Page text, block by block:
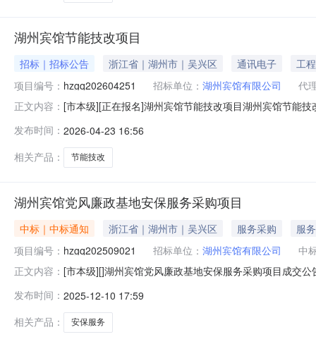
湖州宾馆节能技改项目
招标｜招标公告 浙江省｜湖州市｜吴兴区 通讯电子
工程
项目编号： hzgq202604251 招标单位： 湖州宾馆有限公司
代
正文内容： [市本级][正在报名]湖州宾馆节能技改项目湖州宾馆节能
开发包，项目发包编号为：hzgq202604251。2.项目概
供货期限
发布时间： 2026-04-23 16:56
相关产品：
节能技改
湖州宾馆党风廉政基地安保服务采购项目
中标｜中标通知 浙江省｜湖州市｜吴兴区 服务采购
服务
项目编号： hzgq202509021 招标单位： 湖州宾馆有限公司
中
正文内容： [市本级][]湖州宾馆党风廉政基地安保服务采购项目成交
间：2025年12月10日公告结束时间：2025年12月10日
发布时间： 2025-12-10 17:59
相关产品：
安保服务